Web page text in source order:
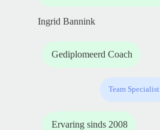
Ingrid Bannink
Gediplomeerd Coach
Team Specialist
Ervaring sinds 2008